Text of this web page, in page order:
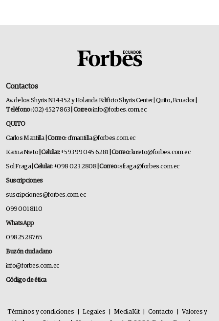
Contactos
Av. de los Shyris N34-152 y Holanda Edificio Shyris Center | Quito, Ecuador
Teléfono:(02) 452 7863 | Correo:info@forbes.com.ec
QUITO
Carlos Mantilla | Correo:cfmantilla@forbes.com.ec
Karina Nieto | Celular:+593 99 045 6281 | Correo:knieto@forbes.com.ec
Sol Fraga| Celular:+098 023 2808 | Correo:sfraga@forbes.com.ec
Suscripciones
suscripciones@forbes.com.ec
099 001 8110
WhatsApp
0982528765
Buzón ciudadano
info@forbes.com.ec
Código de ética
Términos y condiciones Legales MediaKit Contacto
Valores y